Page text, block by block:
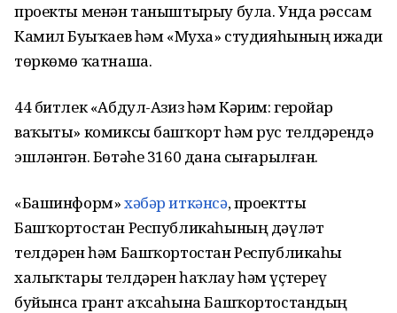
проекты менән таныштырыу була. Унда рәссам
Камил Буҙыҡаев һәм «Муха» студияһының ижади
төркөмө ҡатнаша.
44 битлек «Абдул-Азиз һәм Кәрим: геройҙар
ваҡыты» комиксы башҡорт һәм рус телдәрендә
эшләнгән. Бөтәһе 3160 дана сығарылған.
«Башинформ»хәбәр иткәнсә, проектты
Башҡортостан Республикаһының дәүләт
телдәрен һәм Башҡортостан Республикаһы
халыҡтары телдәрен һаҡлау һәм үҫтереү
буйынса грант аҡсаһына Башҡортостандың